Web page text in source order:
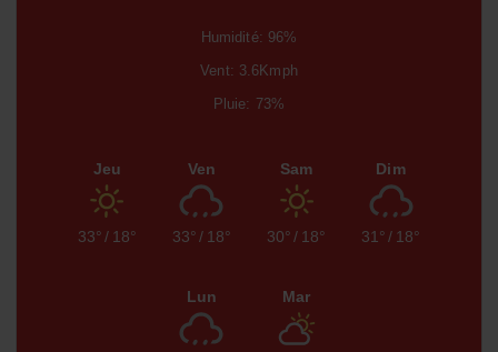
Humidité: 96%
Vent: 3.6Kmph
Pluie: 73%
Jeu
33° / 18°
Ven
33° / 18°
Sam
30° / 18°
Dim
31° / 18°
Lun Mar